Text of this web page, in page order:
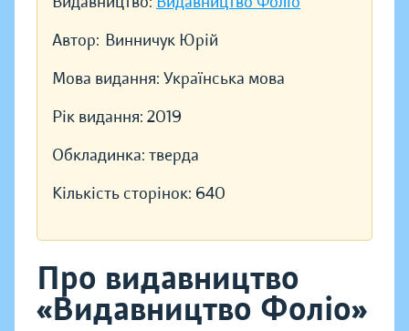
Автор: Винничук Юрій
Мова видання: Українська мова
Рік видання: 2019
Обкладинка: тверда
Кількість сторінок: 640
Про видавництво
«Видавництво Фоліо»